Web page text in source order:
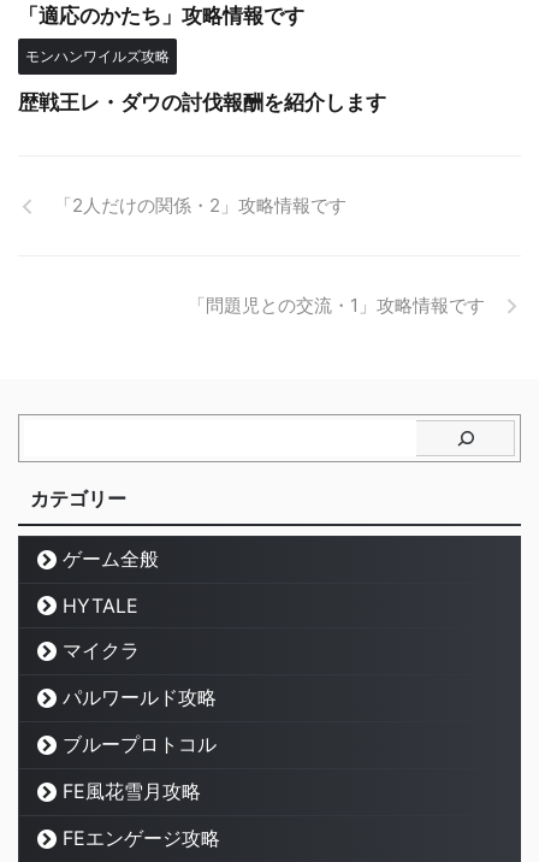
「適応のかたち」攻略情報です
モンハンワイルズ攻略
歴戦王レ・ダウの討伐報酬を紹介します
「2人だけの関係・2」攻略情報です
「問題児との交流・1」攻略情報です
カテゴリー
ゲーム全般
HYTALE
マイクラ
パルワールド攻略
ブループロトコル
FE風花雪月攻略
FEエンゲージ攻略